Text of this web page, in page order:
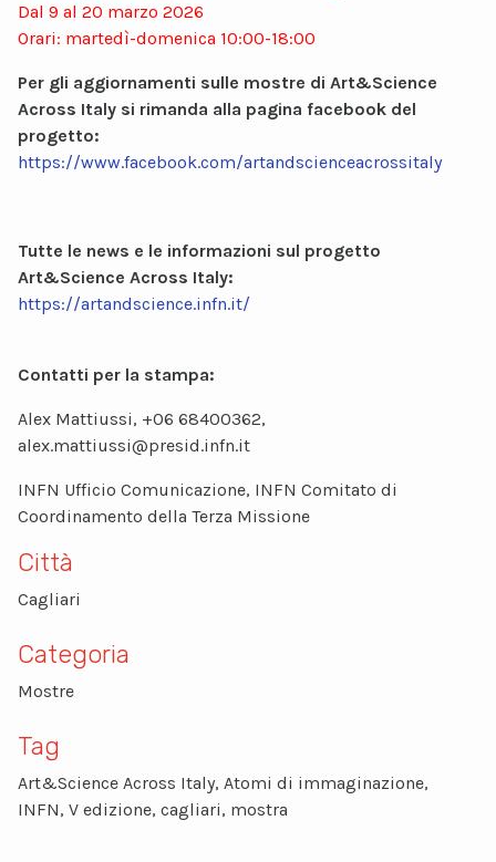
Dal 9 al 20 marzo 2026
Orari: martedì-domenica 10:00-18:00
Per gli aggiornamenti sulle mostre di Art&Science
Across Italy si rimanda alla pagina facebook del
progetto:
https://www.facebook.com/artandscienceacrossitaly
Tutte le news e le informazioni sul progetto
Art&Science Across Italy:
https://artandscience.infn.it/
Contatti per la stampa:
Alex Mattiussi, +06 68400362,
alex.mattiussi@presid.infn.it
INFN Ufficio Comunicazione, INFN Comitato di
Coordinamento della Terza Missione
Città
Cagliari
Categoria
Mostre
Tag
Art&Science Across Italy, Atomi di immaginazione,
INFN, V edizione, cagliari, mostra